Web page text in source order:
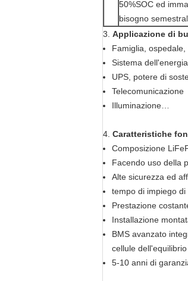
50%SOC ed
bisogno
3. Applicazione di
Famiglia, ospedale,
Sistema
UPS, potere di
Telecomunicazione
Illuminazione…
4. Caratteristiche
Composizione
Facendo uso della
Alte sicurezza ed
tempo di impiego
Prestazione
Installazione
BMS avanzato
cellule
5-10 anni di